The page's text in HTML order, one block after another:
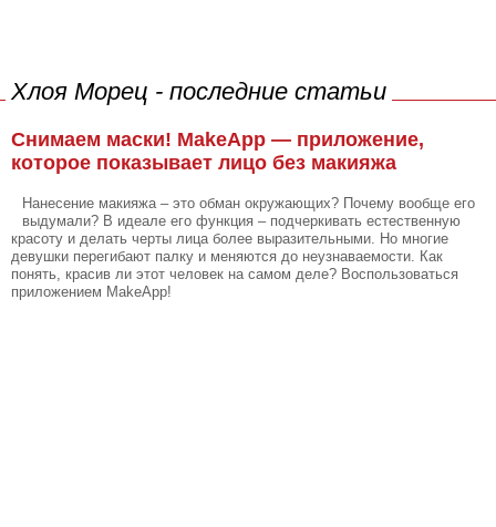
Хлоя Морец - последние статьи
Снимаем маски! MakeApp — приложение,
которое показывает лицо без макияжа
Нанесение макияжа – это обман окружающих? Почему вообще его
выдумали? В идеале его функция – подчеркивать естественную
красоту и делать черты лица более выразительными. Но многие
девушки перегибают палку и меняются до неузнаваемости. Как
понять, красив ли этот человек на самом деле? Воспользоваться
приложением MakeApp!